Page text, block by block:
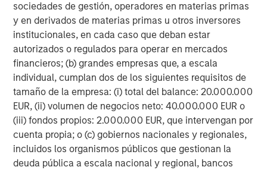
sociedades de gestión, operadores en materias primas
y en derivados de materias primas u otros inversores
institucionales, en cada caso que deban estar
autorizados o regulados para operar en mercados
financieros; (b) grandes empresas que, a escala
individual, cumplan dos de los siguientes requisitos de
tamaño de la empresa: (i) total del balance: 20.000.000
EUR, (ii) volumen de negocios neto: 40.000.000 EUR o
(iii) fondos propios: 2.000.000 EUR, que intervengan por
cuenta propia; o (c) gobiernos nacionales y regionales,
incluidos los organismos públicos que gestionan la
deuda pública a escala nacional y regional, bancos
Jim Caron
Managing Director
Featured Insights